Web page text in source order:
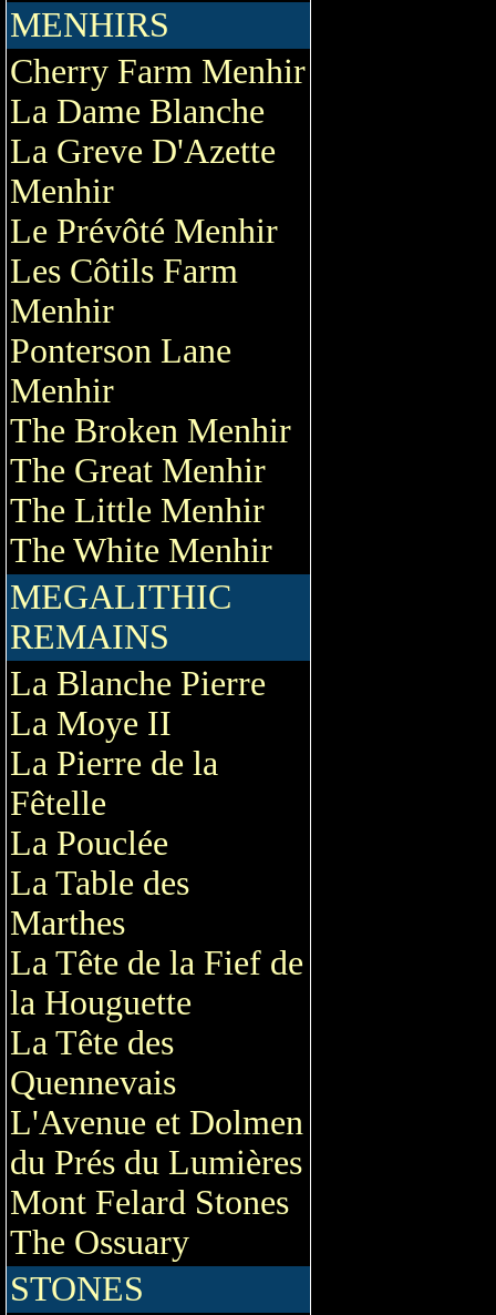
MENHIRS
Cherry Farm Menhir
La Dame Blanche
La Greve D'Azette
Menhir
Le Prévôté Menhir
Les Côtils Farm
Menhir
Ponterson Lane
Menhir
The Broken Menhir
The Great Menhir
The Little Menhir
The White Menhir
MEGALITHIC
REMAINS
La Blanche Pierre
La Moye II
La Pierre de la
Fêtelle
La Pouclée
La Table des
Marthes
La Tête de la Fief de
la Houguette
La Tête des
Quennevais
L'Avenue et Dolmen
du Prés du Lumières
Mont Felard Stones
The Ossuary
STONES